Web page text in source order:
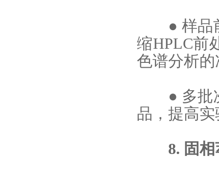
● 样品
缩HPLC前
色谱分析
● 多批
品，提高
8. 固相